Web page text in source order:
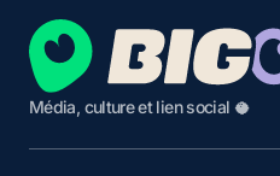
Média, culture et lien social 🥥